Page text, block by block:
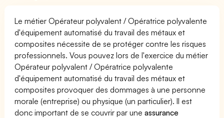
Le métier Opérateur polyvalent / Opératrice polyvalente
d'équipement automatisé du travail des métaux et
composites nécessite de se protéger contre les risques
professionnels. Vous pouvez lors de l'exercice du métier
Opérateur polyvalent / Opératrice polyvalente
d'équipement automatisé du travail des métaux et
composites provoquer des dommages à une personne
morale (entreprise) ou physique (un particulier). Il est
donc important de se couvrir par uneassurance